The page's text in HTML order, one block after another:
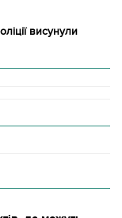
висунули